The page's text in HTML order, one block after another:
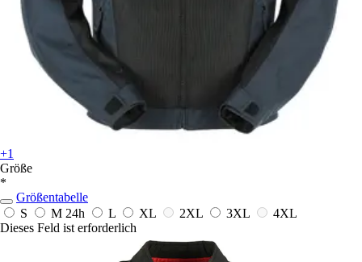
+1
Größe
*
Größentabelle
S
M 24h L XL 2XL 3XL
4XL
Dieses Feld ist erforderlich